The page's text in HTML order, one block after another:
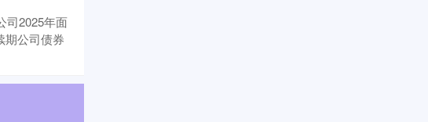
司2025年面
期公司债券